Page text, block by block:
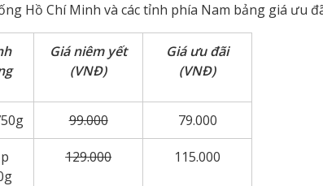
Hồ Chí Minh và các tỉnh phía Nam bảng giá ưu
Giá niêm yết
(VNĐ)
Giá ưu đãi
(VNĐ)
99.000 79.000
129.000 115.000